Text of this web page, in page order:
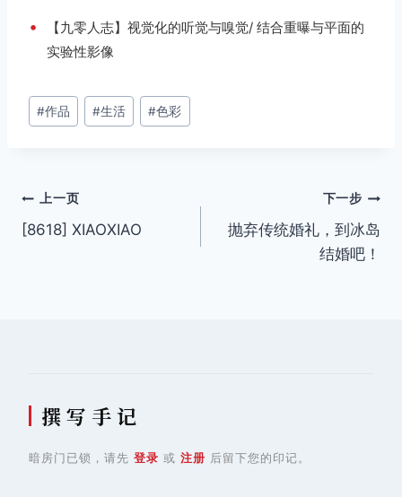
•
【九零人志】视觉化的听觉与嗅觉/ 结合重曝与平面的
实验性影像
文
章
#作品 #生活 #色彩
文
章
上一页
[8618] XIAOXIAO
下一步
抛弃传统婚礼，到冰岛
结婚吧！
撰 写 手 记
暗房门已锁，请先 登录 或 注册 后留下您的印记。